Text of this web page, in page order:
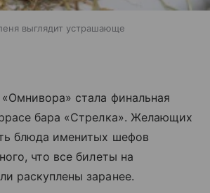
выглядит устрашающе
стала финальная
бара «Стрелка». Желающих
блюда именитых шефов
что все билеты на
раскуплены заранее.